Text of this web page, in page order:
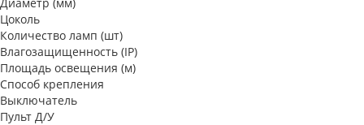
Цоколь
Количество ламп (шт)
Влагозащищенность (IP)
Площадь освещения (м)
Способ крепления
Выключатель
Пульт Д/У